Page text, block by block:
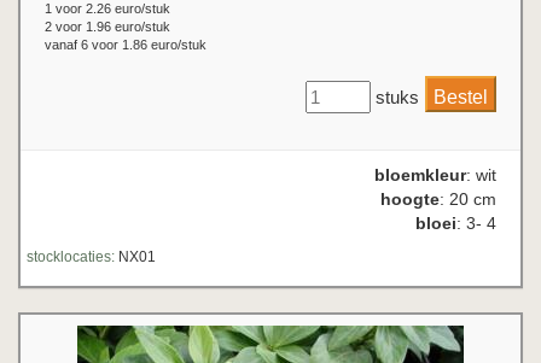
1 voor 2.26 euro/stuk
2 voor 1.96 euro/stuk
vanaf 6 voor 1.86 euro/stuk
stuks
bloemkleur: wit
hoogte: 20 cm
bloei: 3- 4
stocklocaties: NX01